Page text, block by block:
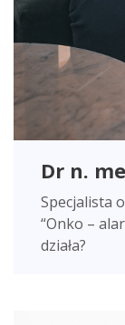
Dr n.
Specjalista
“Onko –
działa?